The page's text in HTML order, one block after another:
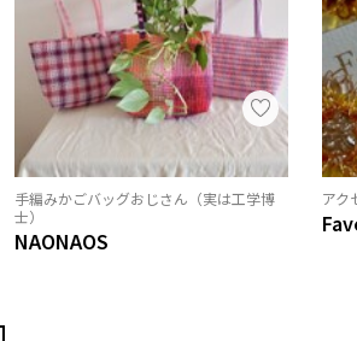
手編みかごバッグおじさん（実は工学博
士）
NAONAOS
アク